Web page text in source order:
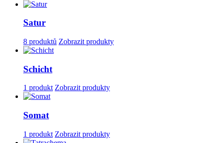
Satur
8 produktů Zobrazit produkty
Schicht
1 produkt Zobrazit produkty
Somat
1 produkt Zobrazit produkty